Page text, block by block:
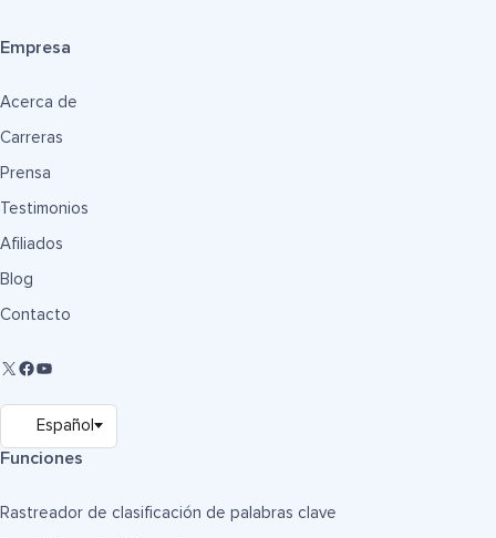
Empresa
Acerca de
Carreras
Prensa
Testimonios
Afiliados
Blog
Contacto
Funciones
Rastreador de clasificación de palabras clave